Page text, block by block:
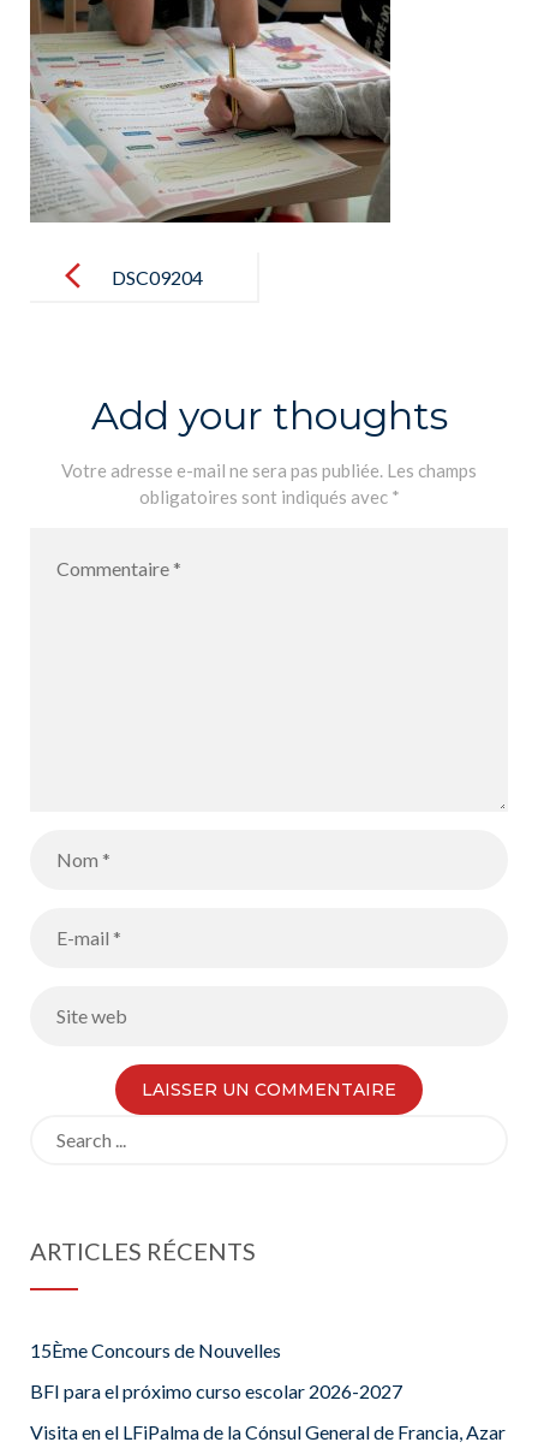
navigationDSC09204
Add your thoughts
Votre adresse e-mail ne sera pas publiée. Les champs
obligatoires sont indiqués avec *
ARTICLES RÉCENTS
15Ème Concours de Nouvelles
BFI para el próximo curso escolar 2026-2027
Visita en el LFiPalma de la Cónsul General de Francia, Azar